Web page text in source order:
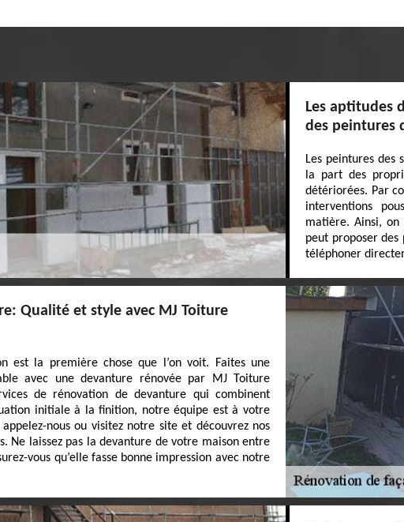
Les aptitudes
des peintures
Les peintures des
la part des
détériorées. Par
interventions
matière. Ainsi, on
peut proposer
téléphoner
Qualité et style avec MJ Toiture
est la première chose que l’on voit. Faites une
avec une devanture rénovée par MJ Toiture
de rénovation de devanture qui combinent
initiale à la finition, notre équipe est à votre
nous ou visitez notre site et découvrez nos
Ne laissez pas la devanture de votre maison entre
vous qu’elle fasse bonne impression avec notre